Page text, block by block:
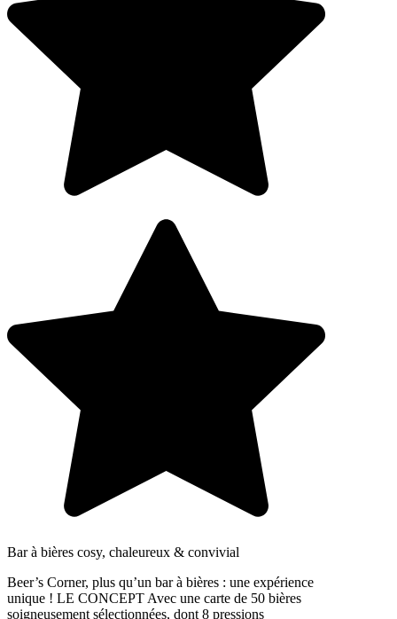
Bar à bières cosy, chaleureux & convivial
Beer’s Corner, plus qu’un bar à bières : une expérience
unique ! LE CONCEPT Avec une carte de 50 bières
soigneusement sélectionnées, dont 8 pressions